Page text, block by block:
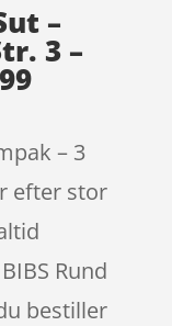
–
3 –
– 3
efter stor
Rund
bestiller